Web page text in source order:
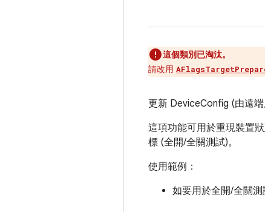
這個類別已淘汰。
請改用
更新 DeviceConfig (由遠端
這項功能可用於重現裝置
標 (全開/全關測試)。
使用範例：
如要用於全開/全關測